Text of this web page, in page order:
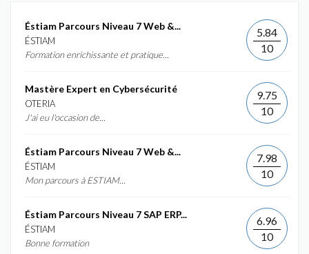
Éstiam Parcours Niveau 7 Web &...
ÉSTIAM
Formation enrichissante et pratique...
5.84
10
Mastère Expert en Cybersécurité
OTERIA
J'ai eu l'occasion de...
9.75
10
Éstiam Parcours Niveau 7 Web &...
ÉSTIAM
Mon parcours à ESTIAM...
7.98
10
Éstiam Parcours Niveau 7 SAP ERP...
ÉSTIAM
Bonne formation
6.96
10